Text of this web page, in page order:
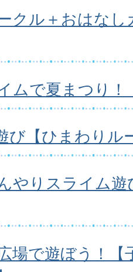
クル＋おはな
ムで夏まつり！
び【ひまわりル
やりスライム
場で遊ぼう！【